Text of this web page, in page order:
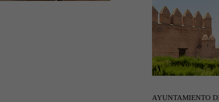
AYUNTAMIENTO